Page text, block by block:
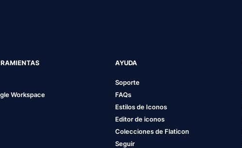
Workspace
AYUDA
Soporte
FAQs
Estilos de Iconos
Editor de iconos
Colecciones de Flaticon
Seguir